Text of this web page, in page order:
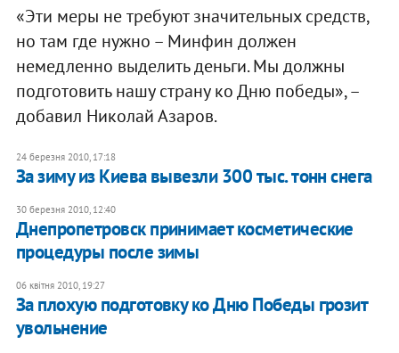
«Эти меры не требуют значительных средств,
но там где нужно – Минфин должен
немедленно выделить деньги. Мы должны
подготовить нашу страну ко Дню победы», –
добавил Николай Азаров.
24 березня 2010, 17:18
За зиму из Киева вывезли 300 тыс. тонн снега
30 березня 2010, 12:40
Днепропетровск принимает косметические
процедуры после зимы
06 квітня 2010, 19:27
За плохую подготовку ко Дню Победы грозит
увольнение